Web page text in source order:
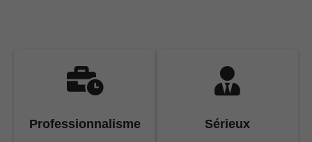
Professionnalisme Sérieux